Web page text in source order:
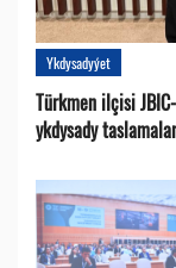
Ykdysadyýet
Türkmen ilçisi
ykdysady